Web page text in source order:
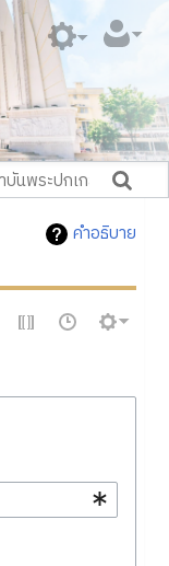
คำอธิบาย